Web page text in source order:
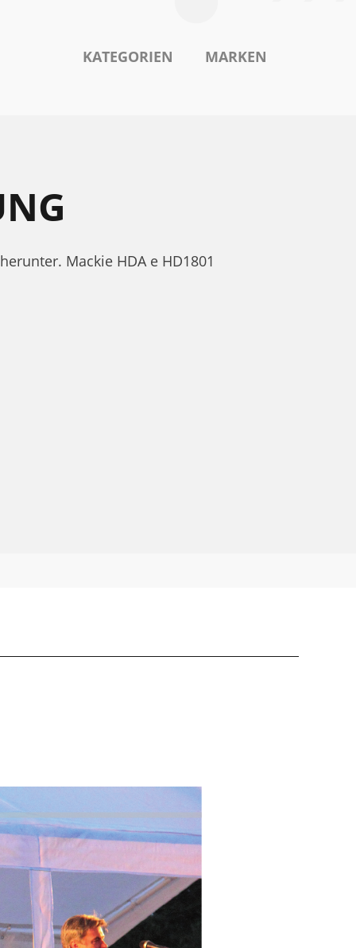
KATEGORIEN MARKEN
Mackie HDA e HD1801